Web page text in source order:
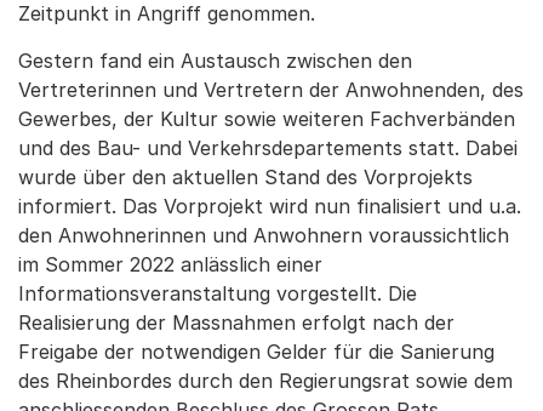
Zeitpunkt in Angriff genommen.
Gestern fand ein Austausch zwischen den
Vertreterinnen und Vertretern der Anwohnenden, des
Gewerbes, der Kultur sowie weiteren Fachverbänden
und des Bau- und Verkehrsdepartements statt. Dabei
wurde über den aktuellen Stand des Vorprojekts
informiert. Das Vorprojekt wird nun finalisiert und u.a.
den Anwohnerinnen und Anwohnern voraussichtlich
im Sommer 2022 anlässlich einer
Informationsveranstaltung vorgestellt. Die
Realisierung der Massnahmen erfolgt nach der
Freigabe der notwendigen Gelder für die Sanierung
des Rheinbordes durch den Regierungsrat sowie dem